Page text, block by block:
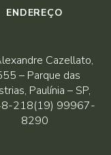
ENDEREÇO
Cazellato,
– Parque das
Paulínia – SP,
218(19) 99967-
8290